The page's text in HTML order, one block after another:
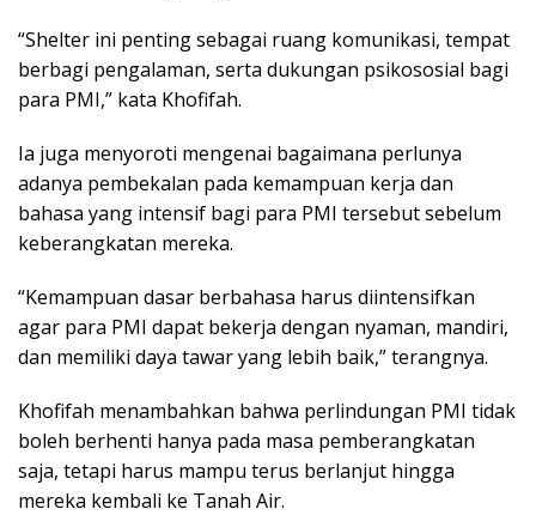
“Shelter ini penting sebagai ruang komunikasi, tempat
berbagi pengalaman, serta dukungan psikososial bagi
para PMI,” kata Khofifah.
Ia juga menyoroti mengenai bagaimana perlunya
adanya pembekalan pada kemampuan kerja dan
bahasa yang intensif bagi para PMI tersebut sebelum
keberangkatan mereka.
“Kemampuan dasar berbahasa harus diintensifkan
agar para PMI dapat bekerja dengan nyaman, mandiri,
dan memiliki daya tawar yang lebih baik,” terangnya.
Khofifah menambahkan bahwa perlindungan PMI tidak
boleh berhenti hanya pada masa pemberangkatan
saja, tetapi harus mampu terus berlanjut hingga
mereka kembali ke Tanah Air.